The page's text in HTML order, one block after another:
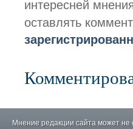
интересней
оставлять
Мнение редакции сайта может не